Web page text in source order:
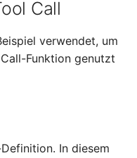
Call
verwendet, um
Funktion genutzt
In diesem